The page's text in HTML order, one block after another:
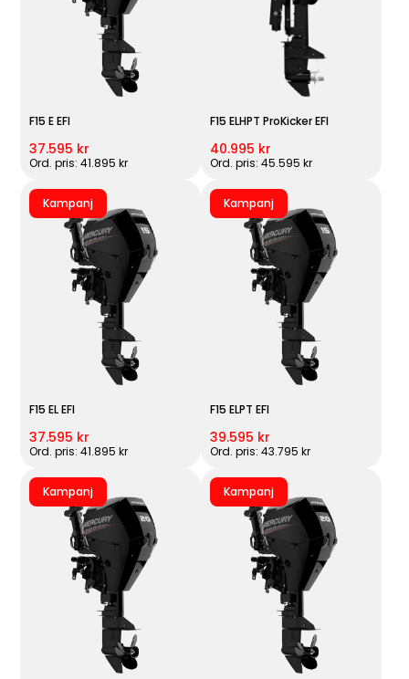
F15 E EFI
37.595 kr
Ord. pris: 41.895 kr
F15 ELHPT ProKicker EFI
40.995 kr
Ord. pris: 45.595 kr
Kampanj
F15 EL EFI
37.595 kr
Ord. pris: 41.895 kr
Kampanj
F15 ELPT EFI
39.595 kr
Ord. pris: 43.795 kr
Kampanj Kampanj